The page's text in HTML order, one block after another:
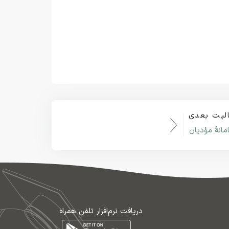
بعدی
مؤدیان
دریافت نرم‌افزار تلفن همراه